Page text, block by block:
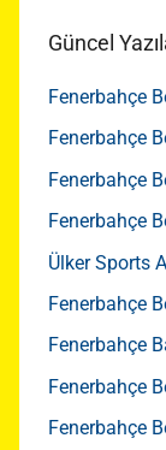
Güncel
Fenerbahçe
Fenerbahçe
Fenerbahçe
Fenerbahçe
Ülker Sports
Fenerbahçe
Fenerbahçe
Fenerbahçe
Fenerbahçe